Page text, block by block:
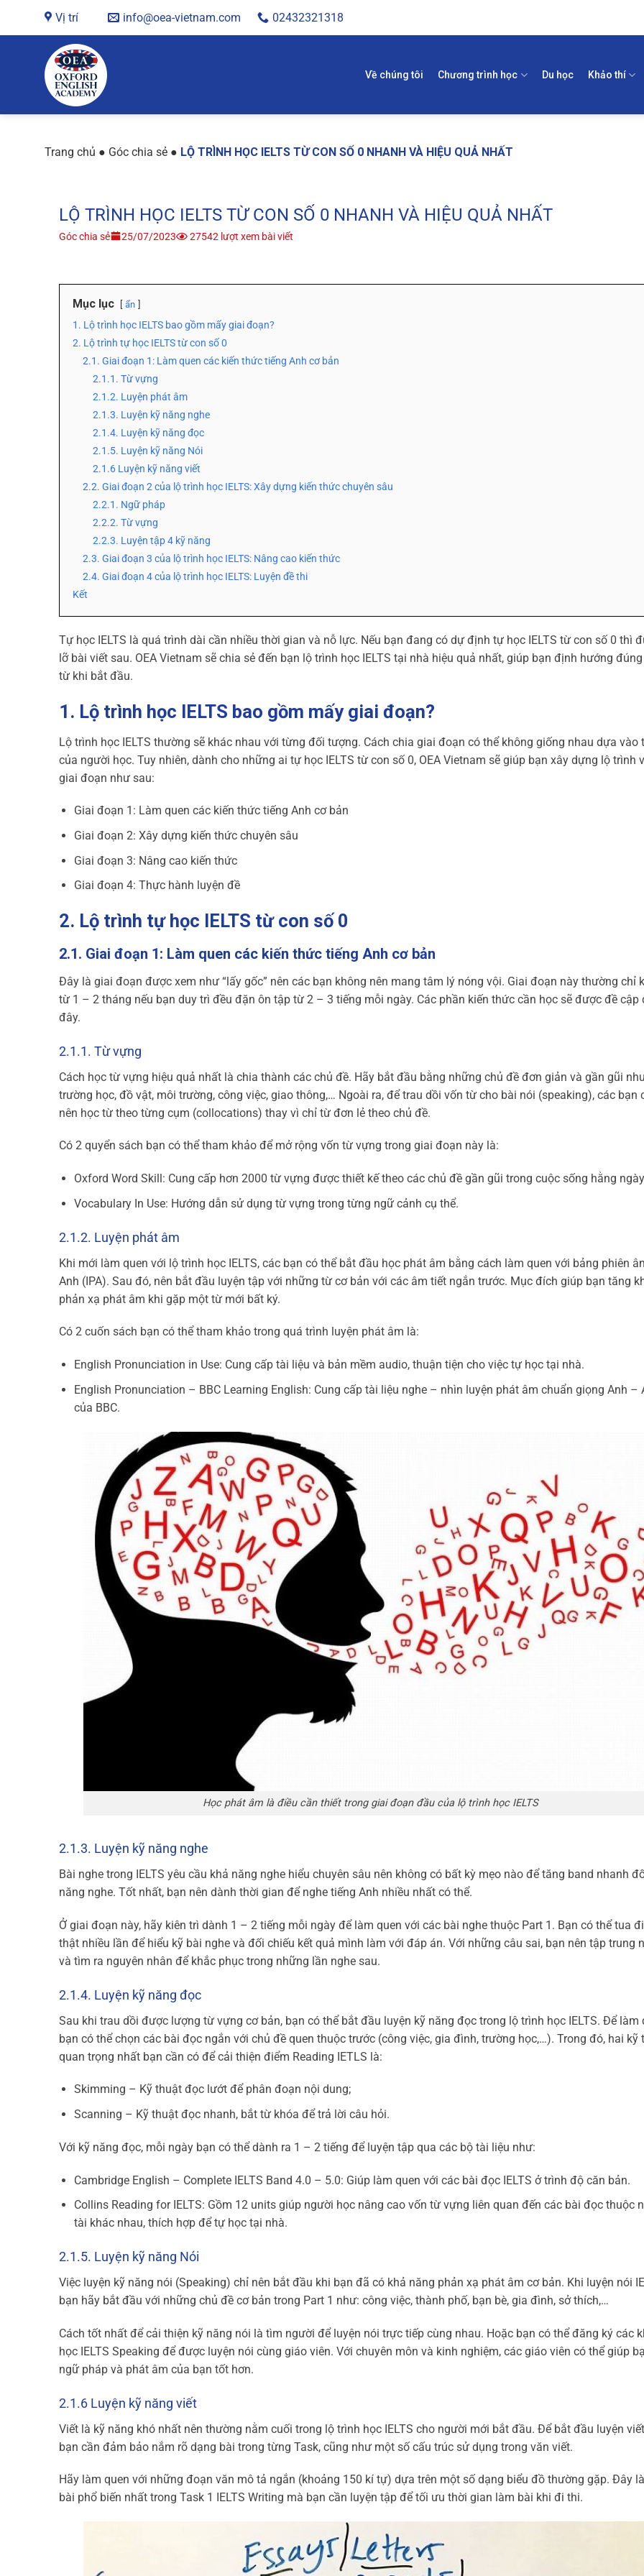
Vị trí info@oea-vietnam.com 02432321318
Về chúng tôi Chương trình học Du học Khảo thí
Trang chủ ● Góc chia sẻ ● LỘ TRÌNH HỌC IELTS TỪ CON SỐ 0 NHANH VÀ HIỆU QUẢ NHẤT
LỘ TRÌNH HỌC IELTS TỪ CON SỐ 0 NHANH VÀ HIỆU QUẢ NHẤT
Góc chia sẻ 25/07/2023 27542 lượt xem bài viết
Mục lục ẩn
1. Lộ trình học IELTS bao gồm mấy giai đoạn?
2. Lộ trình tự học IELTS từ con số 0
2.1. Giai đoạn 1: Làm quen các kiến thức tiếng Anh cơ bản
2.1.1. Từ vựng
2.1.2. Luyện phát âm
2.1.3. Luyện kỹ năng nghe
2.1.4. Luyện kỹ năng đọc
2.1.5. Luyện kỹ năng Nói
2.1.6 Luyện kỹ năng viết
2.2. Giai đoạn 2 của lộ trình học IELTS: Xây dựng kiến thức chuyên sâu
2.2.1. Ngữ pháp
2.2.2. Từ vựng
2.2.3. Luyện tập 4 kỹ năng
2.3. Giai đoạn 3 của lộ trình học IELTS: Nâng cao kiến thức
2.4. Giai đoạn 4 của lộ trình học IELTS: Luyện đề thi
Kết
Tự học IELTS là quá trình dài cần nhiều thời gian và nỗ lực. Nếu bạn đang có dự định tự học IELTS từ con số 0 thì
lỡ bài viết sau. OEA Vietnam sẽ chia sẻ đến bạn lộ trình học IELTS tại nhà hiệu quả nhất, giúp bạn định hướng
từ khi bắt đầu.
1. Lộ trình học IELTS bao gồm mấy giai đoạn?
Lộ trình học IELTS thường sẽ khác nhau với từng đối tượng. Cách chia giai đoạn có thể không giống nhau dựa vào
của người học. Tuy nhiên, dành cho những ai tự học IELTS từ con số 0, OEA Vietnam sẽ giúp bạn xây dựng lộ trình
giai đoạn như sau:
Giai đoạn 1: Làm quen các kiến thức tiếng Anh cơ bản
Giai đoạn 2: Xây dựng kiến thức chuyên sâu
Giai đoạn 3: Nâng cao kiến thức
Giai đoạn 4: Thực hành luyện đề
2. Lộ trình tự học IELTS từ con số 0
2.1. Giai đoạn 1: Làm quen các kiến thức tiếng Anh cơ bản
Đây là giai đoạn được xem như “lấy gốc” nên các bạn không nên mang tâm lý nóng vội. Giai đoạn này thường chỉ
từ 1 – 2 tháng nếu bạn duy trì đều đặn ôn tập từ 2 – 3 tiếng mỗi ngày. Các phần kiến thức cần học sẽ được đề cập
đây.
2.1.1. Từ vựng
Cách học từ vựng hiệu quả nhất là chia thành các chủ đề. Hãy bắt đầu bằng những chủ đề đơn giản và gần gũi
trường học, đồ vật, môi trường, công việc, giao thông,… Ngoài ra, để trau dồi vốn từ cho bài nói (speaking), các bạn
nên học từ theo từng cụm (collocations) thay vì chỉ từ đơn lẻ theo chủ đề.
Có 2 quyển sách bạn có thể tham khảo để mở rộng vốn từ vựng trong giai đoạn này là:
Oxford Word Skill: Cung cấp hơn 2000 từ vựng được thiết kế theo các chủ đề gần gũi trong cuộc sống hằng
Vocabulary In Use: Hướng dẫn sử dụng từ vựng trong từng ngữ cảnh cụ thể.
2.1.2. Luyện phát âm
Khi mới làm quen với lộ trình học IELTS, các bạn có thể bắt đầu học phát âm bằng cách làm quen với bảng phiên
Anh (IPA). Sau đó, nên bắt đầu luyện tập với những từ cơ bản với các âm tiết ngắn trước. Mục đích giúp bạn tăng
phản xạ phát âm khi gặp một từ mới bất ký.
Có 2 cuốn sách bạn có thể tham khảo trong quá trình luyện phát âm là:
English Pronunciation in Use: Cung cấp tài liệu và bản mềm audio, thuận tiện cho việc tự học tại nhà.
English Pronunciation – BBC Learning English: Cung cấp tài liệu nghe – nhìn luyện phát âm chuẩn giọng Anh –
của BBC.
Học phát âm là điều cần thiết trong giai đoạn đầu của lộ trình học IELTS
2.1.3. Luyện kỹ năng nghe
Bài nghe trong IELTS yêu cầu khả năng nghe hiểu chuyên sâu nên không có bất kỳ mẹo nào để tăng band nhanh
năng nghe. Tốt nhất, bạn nên dành thời gian để nghe tiếng Anh nhiều nhất có thể.
Ở giai đoạn này, hãy kiên trì dành 1 – 2 tiếng mỗi ngày để làm quen với các bài nghe thuộc Part 1. Bạn có thể tua
thật nhiều lần để hiểu kỹ bài nghe và đối chiếu kết quả mình làm với đáp án. Với những câu sai, bạn nên tập trung
và tìm ra nguyên nhân để khắc phục trong những lần nghe sau.
2.1.4. Luyện kỹ năng đọc
Sau khi trau dồi được lượng từ vựng cơ bản, bạn có thể bắt đầu luyện kỹ năng đọc trong lộ trình học IELTS. Để làm
bạn có thể chọn các bài đọc ngắn với chủ đề quen thuộc trước (công việc, gia đình, trường học,…). Trong đó, hai kỹ
quan trọng nhất bạn cần có để cải thiện điểm Reading IETLS là:
Skimming – Kỹ thuật đọc lướt để phân đoạn nội dung;
Scanning – Kỹ thuật đọc nhanh, bắt từ khóa để trả lời câu hỏi.
Với kỹ năng đọc, mỗi ngày bạn có thể dành ra 1 – 2 tiếng để luyện tập qua các bộ tài liệu như:
Cambridge English – Complete IELTS Band 4.0 – 5.0: Giúp làm quen với các bài đọc IELTS ở trình độ căn bản.
Collins Reading for IELTS: Gồm 12 units giúp người học nâng cao vốn từ vựng liên quan đến các bài đọc thuộc
tài khác nhau, thích hợp để tự học tại nhà.
2.1.5. Luyện kỹ năng Nói
Việc luyện kỹ năng nói (Speaking) chỉ nên bắt đầu khi bạn đã có khả năng phản xạ phát âm cơ bản. Khi luyện nói
bạn hãy bắt đầu với những chủ đề cơ bản trong Part 1 như: công việc, thành phố, bạn bè, gia đình, sở thích,…
Cách tốt nhất để cải thiện kỹ năng nói là tìm người để luyện nói trực tiếp cùng nhau. Hoặc bạn có thể đăng ký các
học IELTS Speaking để được luyện nói cùng giáo viên. Với chuyên môn và kinh nghiệm, các giáo viên có thể giúp
ngữ pháp và phát âm của bạn tốt hơn.
2.1.6 Luyện kỹ năng viết
Viết là kỹ năng khó nhất nên thường nằm cuối trong lộ trình học IELTS cho người mới bắt đầu. Để bắt đầu luyện viết
bạn cần đảm bảo nắm rõ dạng bài trong từng Task, cũng như một số cấu trúc sử dụng trong văn viết.
Hãy làm quen với những đoạn văn mô tả ngắn (khoảng 150 kí tự) dựa trên một số dạng biểu đồ thường gặp. Đây
bài phổ biến nhất trong Task 1 IELTS Writing mà bạn cần luyện tập để tối ưu thời gian làm bài khi đi thi.